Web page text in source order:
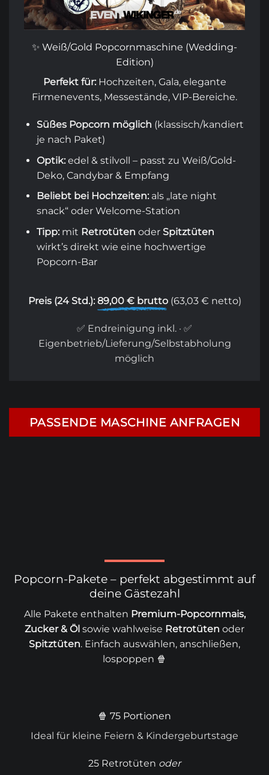
✨ Weiß/Gold Popcornmaschine (Wedding-
Edition)
Perfekt für:Hochzeiten, Gala, elegante
Firmenevents, Messestände, VIP-Bereiche.
Süßes Popcorn möglich (klassisch/kandiert
je nach Paket)
Optik:edel & stilvoll – passt zu Weiß/Gold-
Deko, Candybar & Empfang
Beliebt bei Hochzeiten:als „late night
snack“ oder Welcome-Station
Tipp:mit Retrotüten oder Spitztüten
wirkt’s direkt wie eine hochwertige
Popcorn-Bar
Preis (24 Std.): 89,00 € brutto(63,03 € netto)
✅ Endreinigung inkl. · ✅
Eigenbetrieb/Lieferung/Selbstabholung
möglich
PASSENDE MASCHINE ANFRAGEN
Popcorn-Pakete – perfekt abgestimmt auf
deine Gästezahl
Alle Pakete enthalten Premium-Popcornmais,
Zucker & Öl sowie wahlweise Retrotüten oder
Spitztüten. Einfach auswählen, anschließen,
lospoppen 🍿
🍿 75 Portionen
Ideal für kleine Feiern & Kindergeburtstage
25 Retrotüten oder